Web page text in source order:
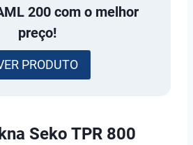
200com o melhor
preço!
PRODUTO
Seko TPR 800